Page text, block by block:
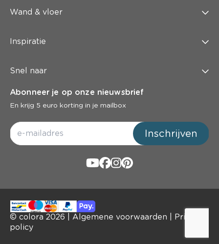
Wand & vloer
Inspiratie
Snel naar
Abonneer je op onze nieuwsbrief
En krijg 5 euro korting in je mailbox
Inschrijven
© colora 2026 Algemene voorwaarden
Privacy
policy